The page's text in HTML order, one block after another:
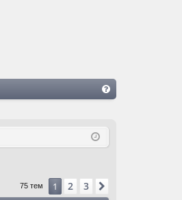
Q
75 тем 1 2 3